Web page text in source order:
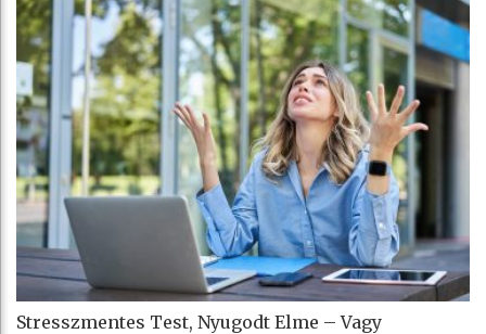
Stresszmentes Test, Nyugodt Elme – Vagy